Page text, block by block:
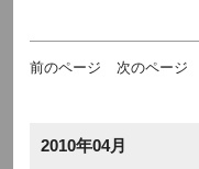
前のページ
次のページ
2010年04月